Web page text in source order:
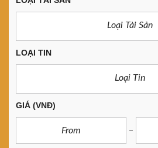
Loại Tài Sản
LOẠI TIN
Loại Tin
GIÁ (VNĐ)